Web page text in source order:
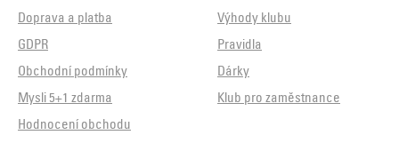
Doprava a platba
GDPR
Obchodní podmínky
Mysli 5+1 zdarma
Hodnocení obchodu
Výhody klubu
Pravidla
Dárky
Klub pro zaměstnance